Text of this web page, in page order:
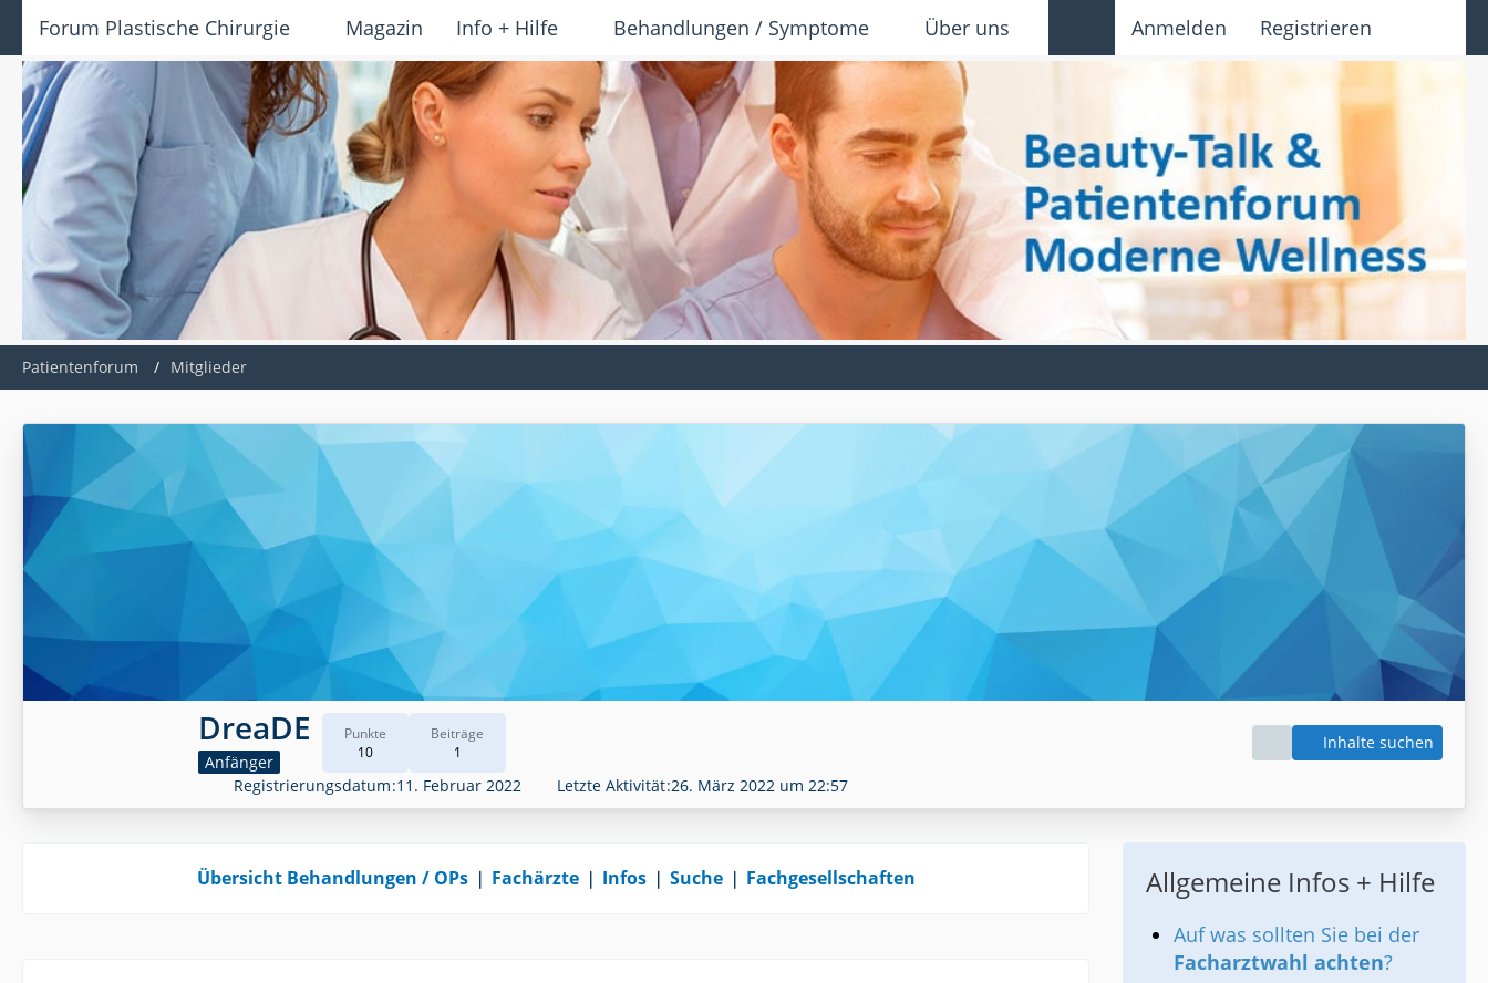
Forum Plastische Chirurgie Magazin Info + Hilfe Behandlungen / Symptome Über uns Anmelden Registrieren
Patientenforum Mitglieder
DreaDE
Anfänger
Punkte
10
Beiträge
1
Inhalte suchen
Registrierungsdatum 11. Februar 2022 Letzte Aktivität 26. März 2022 um 22:57
Übersicht Behandlungen / OPs❘ Fachärzte❘ Infos❘ Suche❘ Fachgesellschaften Allgemeine Infos + Hilfe
Auf was sollten Sie bei der
Facharztwahl achten?